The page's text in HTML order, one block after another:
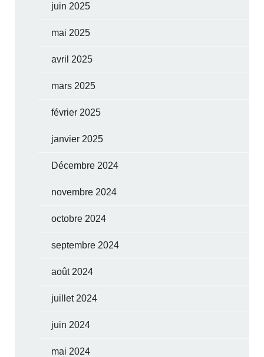
juin 2025
mai 2025
avril 2025
mars 2025
février 2025
janvier 2025
Décembre 2024
novembre 2024
octobre 2024
septembre 2024
août 2024
juillet 2024
juin 2024
mai 2024